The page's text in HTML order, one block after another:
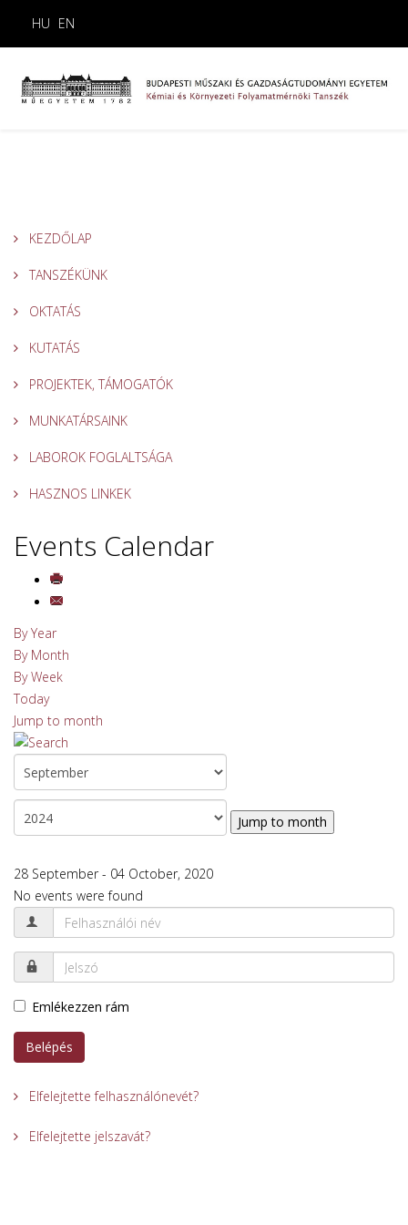
HU EN
KEZDŐLAP
TANSZÉKÜNK
OKTATÁS
KUTATÁS
PROJEKTEK, TÁMOGATÓK
MUNKATÁRSAINK
LABOROK FOGLALTSÁGA
HASZNOS LINKEK
Events Calendar
By Year
By Month
By Week
Today
Jump to month
Jump to month
28 September - 04 October, 2020
No events were found
Emlékezzen rám
Belépés
Elfelejtette felhasználónevét?
Elfelejtette jelszavát?